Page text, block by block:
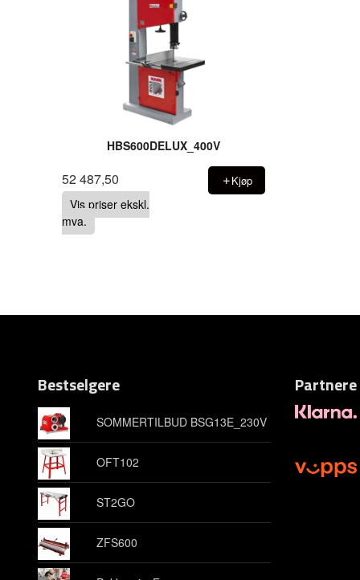
HBS600DELUX_400V
52 487,50
Vis priser ekskl.
mva.
Kjøp
Bestselgere
SOMMERTILBUD BSG13E_230V
OFT102
ST2GO
ZFS600
Partnere